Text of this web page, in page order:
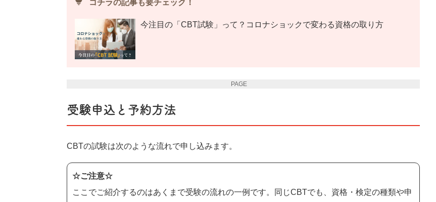
コチラの記事も要チェック！
今注目の「CBT試験」って？コロナショックで変わる資格の取り方
PAGE 2
受験申込と予約方法
CBTの試験は次のような流れで申し込みます。
☆ご注意☆
ここでご紹介するのはあくまで受験の流れの一例です。同じCBTでも、資格・検定の種類や申